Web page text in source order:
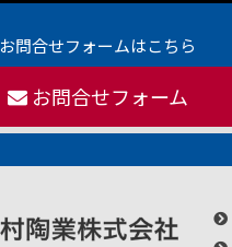
お問合せフォームはこちら
お問合せフォーム